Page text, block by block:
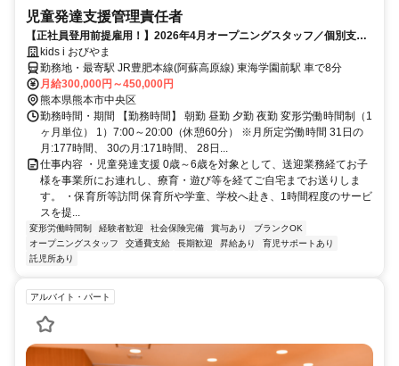
児童発達支援管理責任者
【正社員登用前提雇用！】2026年4月オープニングスタッフ／個別支援
を重視！希望休取得もOK
kids i おびやま
勤務地・最寄駅 JR豊肥本線(阿蘇高原線) 東海学園前駅 車で8分
月給300,000円～450,000円
熊本県熊本市中央区
勤務時間・期間 【勤務時間】 朝勤 昼勤 夕勤 夜勤 変形労働時間制（1
ヶ月単位） 1）7:00～20:00（休憩60分） ※月所定労働時間 31日の
月:177時間、 30の月:171時間、 28日...
仕事内容 ・児童発達支援 0歳～6歳を対象として、送迎業務経てお子
様を事業所にお連れし、療育・遊び等を経てご自宅までお送りしま
す。 ・保育所等訪問 保育所や学童、学校へ赴き、1時間程度のサービ
スを提...
変形労働時間制 経験者歓迎 社会保険完備 賞与あり
ブランクOK
オープニングスタッフ
交通費支給 長期歓迎 昇給あり
育児サポートあり
託児所あり
アルバイト・パート